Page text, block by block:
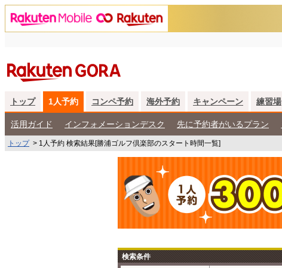
トップ 1人予約 コンペ予約 海外予約 キャンペーン 練習場
活用ガイド インフォメーションデスク 先に予約者がいるプラン
トップ> 1人予約 検索結果[勝浦ゴルフ倶楽部のスタート時間一覧]
検索条件